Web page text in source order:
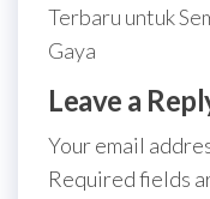
Terbaru untuk
Gaya
Leave a
Your email
Required fields